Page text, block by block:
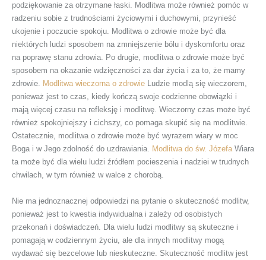
podziękowanie za otrzymane łaski. Modlitwa może również pomóc w
radzeniu sobie z trudnościami życiowymi i duchowymi, przynieść
ukojenie i poczucie spokoju. Modlitwa o zdrowie może być dla
niektórych ludzi sposobem na zmniejszenie bólu i dyskomfortu oraz
na poprawę stanu zdrowia. Po drugie, modlitwa o zdrowie może być
sposobem na okazanie wdzięczności za dar życia i za to, że mamy
zdrowie. Modlitwa wieczorna o zdrowie Ludzie modlą się wieczorem,
ponieważ jest to czas, kiedy kończą swoje codzienne obowiązki i
mają więcej czasu na refleksję i modlitwę. Wieczorny czas może być
również spokojniejszy i cichszy, co pomaga skupić się na modlitwie.
Ostatecznie, modlitwa o zdrowie może być wyrazem wiary w moc
Boga i w Jego zdolność do uzdrawiania. Modlitwa do św. JózefaWiara
ta może być dla wielu ludzi źródłem pocieszenia i nadziei w trudnych
chwilach, w tym również w walce z chorobą.
Nie ma jednoznacznej odpowiedzi na pytanie o skuteczność modlitw,
ponieważ jest to kwestia indywidualna i zależy od osobistych
przekonań i doświadczeń. Dla wielu ludzi modlitwy są skuteczne i
pomagają w codziennym życiu, ale dla innych modlitwy mogą
wydawać się bezcelowe lub nieskuteczne. Skuteczność modlitw jest